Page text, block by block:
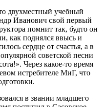
двухместный учебный
Иванович свой первый
помнит так, будто он
как поднялся ввысь и
сердце от счастья, а в
советской песни
Через какое-то время
истребителе МиГ, что
в звании младшего